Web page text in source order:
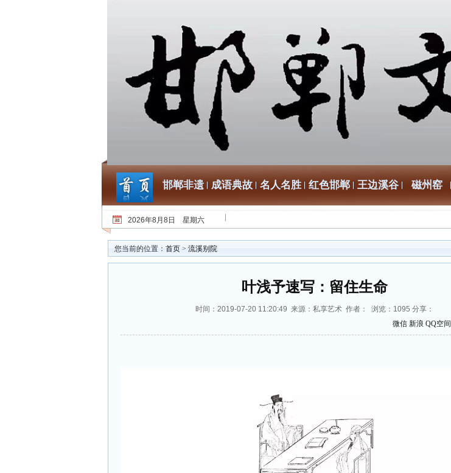
邯郸非遗 成语典故 名人名胜 红色邯郸 王边溪谷 磁州窑
2026年8月8日 星期六
您当前的位置： 首页 > 流溪别院
叶浅予速写：留住生命
时间：2019-07-20 11:20:49 来源：私享艺术 作者： 浏览： 1095 分享：
微信 新浪 QQ空间